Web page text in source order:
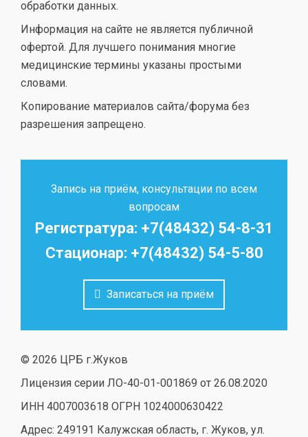
обработки данных.
Информация на сайте не является публичной
офертой. Для лучшего понимания многие
медицинские термины указаны простыми
словами.
Копирование материалов сайта/форума без
разрешения запрещено.
Запись на приём, консультации по всем
вопросам
Регистратура: +7(48432) 54-8-31
Стационар: +7(48432) 54-5-80
Записаться на приём
© 2026 ЦРБ г.Жуков
Лицензия серии ЛО-40-01-001869 от 26.08.2020
ИНН 4007003618 ОГРН 1024000630422
Адрес: 249191 Калужская область, г. Жуков, ул.